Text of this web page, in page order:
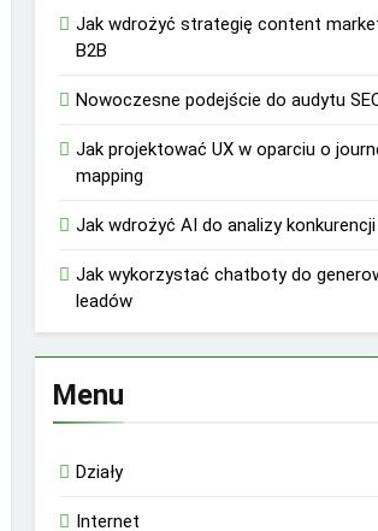
Jak wdrożyć strategię content
B2B
Nowoczesne podejście do audytu
Jak projektować UX w oparciu o
mapping
Jak wdrożyć AI do analizy konkurencji
Jak wykorzystać chatboty do
leadów
Menu
Działy
Internet